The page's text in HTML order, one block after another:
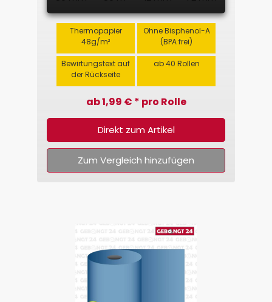
Thermopapier
48g/m²
Ohne Bisphenol-A
(BPA frei)
Bewirtungstext auf
der Rückseite
ab 40 Rollen
ab 1,99 € * pro Rolle
Direkt zum Artikel
Zum Vergleich hinzufügen